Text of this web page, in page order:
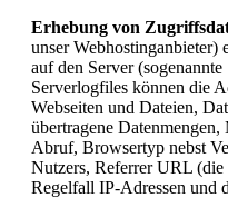
Erhebung von
unser
auf den Server
Serverlogfiles können die
Webseiten und Dateien,
übertragene
Abruf, Browsertyp nebst
Nutzers, Referrer URL
Regelfall IP-Adressen und